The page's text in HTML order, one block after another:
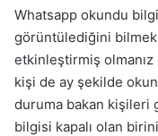
Whatsapp okundu
görüntülediğini
etkinleştirmiş
kişi de ay şekilde
duruma bakan kişileri
bilgisi kapalı olan